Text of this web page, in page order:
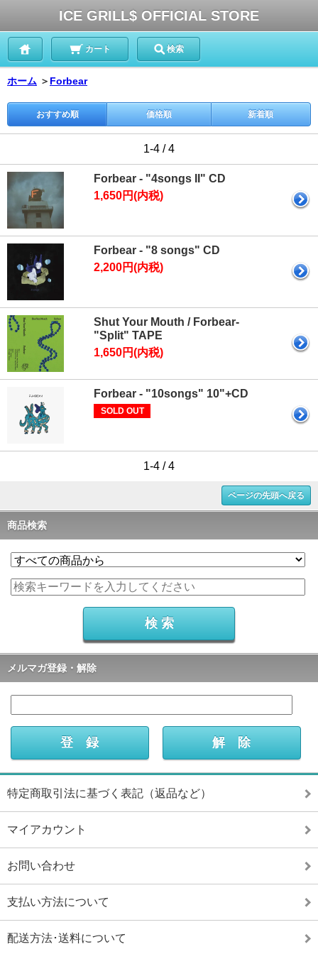
ICE GRILL$ OFFICIAL STORE
カート 検索
ホーム ＞ Forbear
おすすめ順 価格順 新着順
1-4 / 4
Forbear - "4songs II" CD
1,650円(内税)
Forbear - "8 songs" CD
2,200円(内税)
Shut Your Mouth / Forbear-
"Split" TAPE
1,650円(内税)
Forbear - "10songs" 10"+CD
SOLD OUT
1-4 / 4
ページの先頭へ戻る
商品検索
メルマガ登録・解除
特定商取引法に基づく表記（返品など）
マイアカウント
お問い合わせ
支払い方法について
配送方法･送料について